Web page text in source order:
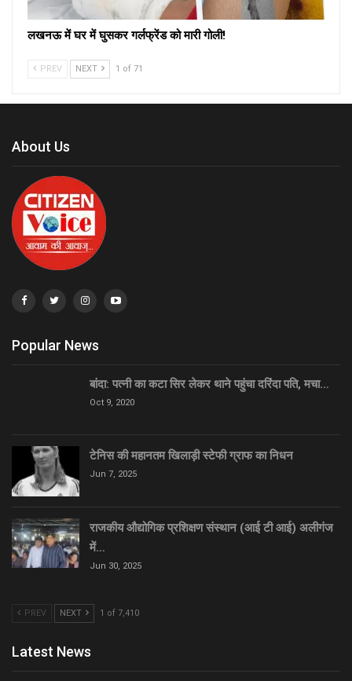
लखनऊ में घर में घुसकर गर्लफ्रेंड को मारी गोली!
PREV NEXT 1 of 71
About Us
Popular News
बांदा: पत्नी का कटा सिर लेकर थाने पहुंचा दरिंदा पति, मचा…
Oct 9, 2020
टेनिस की महानतम खिलाड़ी स्टेफी ग्राफ का निधन
Jun 7, 2025
राजकीय औद्योगिक प्रशिक्षण संस्थान (आई टी आई) अलीगंज
में…
Jun 30, 2025
PREV NEXT 1 of 7,410
Latest News